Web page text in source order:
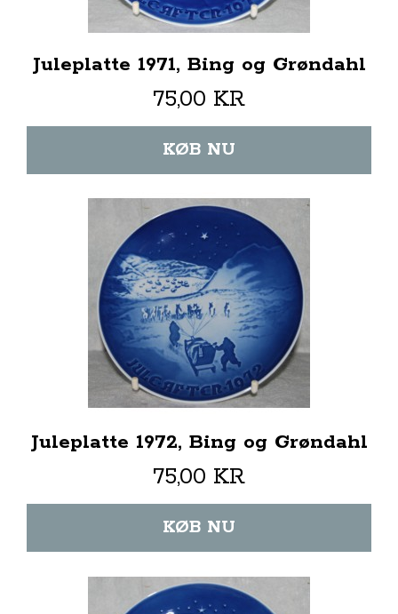
Juleplatte 1971, Bing og Grøndahl
75,00 KR
KØB NU
Juleplatte 1972, Bing og Grøndahl
75,00 KR
KØB NU